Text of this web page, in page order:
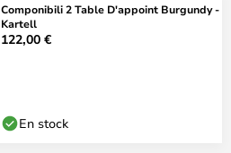
Componibili 2 Table D'appoint Burgundy -
Kartell
122,00 €
En stock